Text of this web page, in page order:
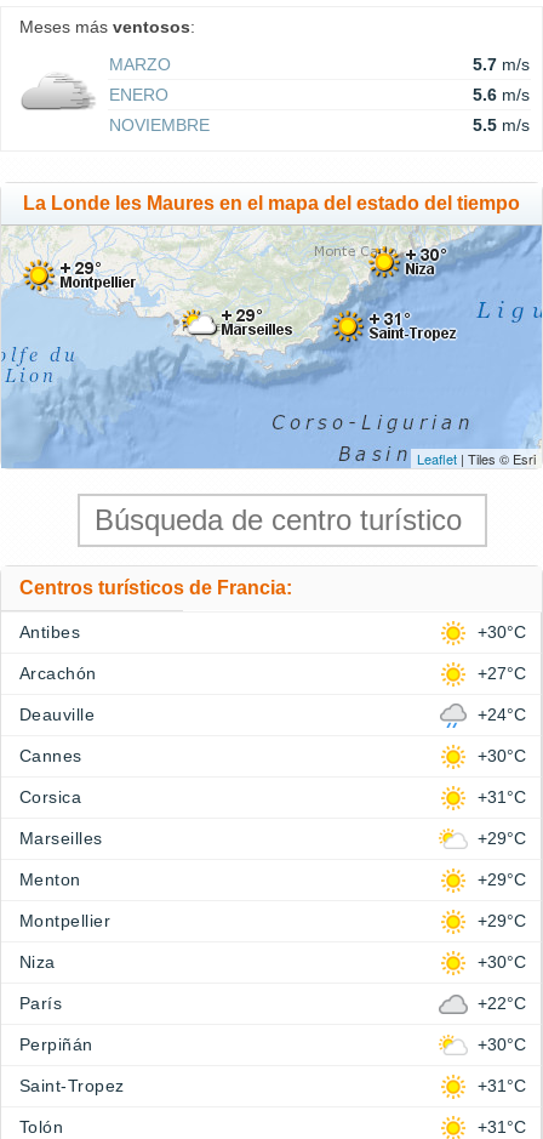
Meses más ventosos:
MARZO
5.7 m/s
ENERO
5.6 m/s
NOVIEMBRE
5.5 m/s
La Londe les Maures en el mapa del estado del tiempo
Leaflet | Tiles © Esri
Centros turísticos de Francia:
Antibes +30°C
Arcachón +27°C
Deauville +24°C
Cannes +30°C
Corsica +31°C
Marseilles +29°C
Menton +29°C
Montpellier +29°C
Niza +30°C
París +22°C
Perpiñán +30°C
Saint-Tropez +31°C
Tolón +31°C